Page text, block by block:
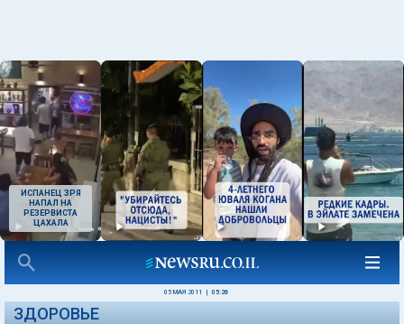
ИСПАНЕЦ ЗРЯ
НАПАЛ НА
РЕЗЕРВИСТА
ЦАХАЛА
05 МАЯ 2011 05:26
ЗДОРОВЬЕ